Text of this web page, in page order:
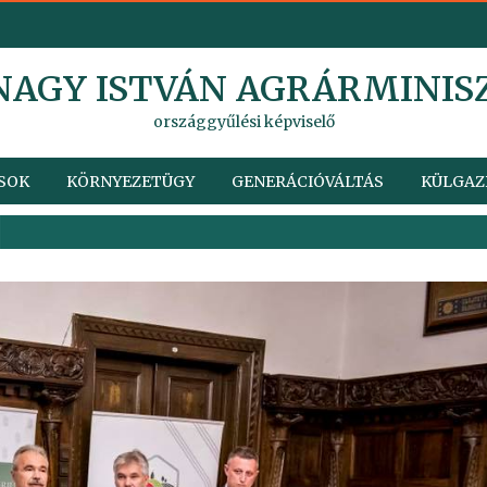
ISTVÁN
országgyűlési képviselő
KÖRNYEZETÜGY GENERÁCIÓVÁLTÁS